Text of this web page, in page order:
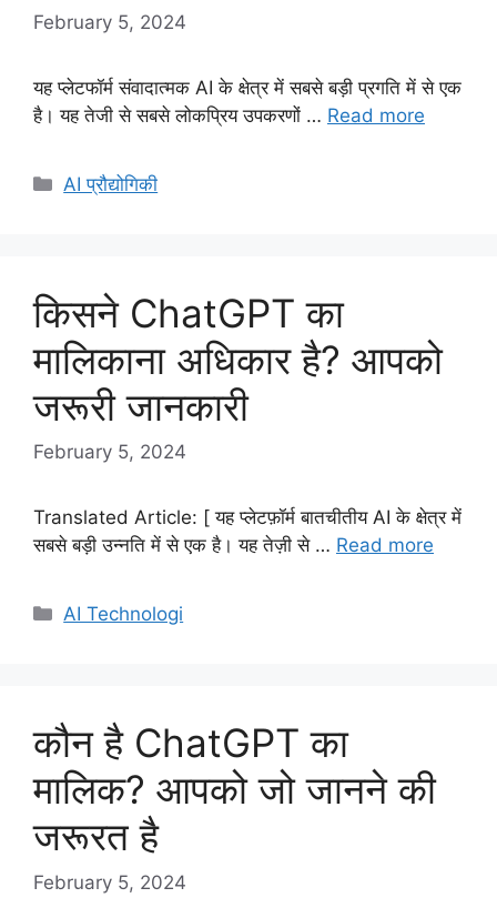
February 5, 2024
यह प्लेटफॉर्म संवादात्मक AI के क्षेत्र में सबसे बड़ी प्रगति में से एक
है। यह तेजी से सबसे लोकप्रिय उपकरणों … Read more
Categories
AI प्रौद्योगिकी
किसने ChatGPT का
मालिकाना अधिकार है? आपको
जरूरी जानकारी
February 5, 2024
Translated Article: [ यह प्लेटफ़ॉर्म बातचीतीय AI के क्षेत्र में
सबसे बड़ी उन्नति में से एक है। यह तेज़ी से … Read more
Categories
AI Technologi
कौन है ChatGPT का
मालिक? आपको जो जानने की
जरूरत है
February 5, 2024